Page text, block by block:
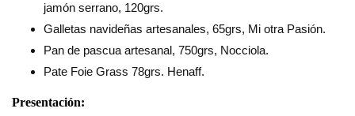
jamón serrano, 120grs.
Galletas navideñas artesanales, 65grs, Mi otra Pasión.
Pan de pascua artesanal, 750grs, Nocciola.
Pate Foie Grass 78grs. Henaff.
Presentación: